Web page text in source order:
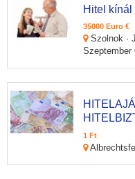
Hitel
35000 Euro €
Szolnok ·
Szeptember
1 Ft